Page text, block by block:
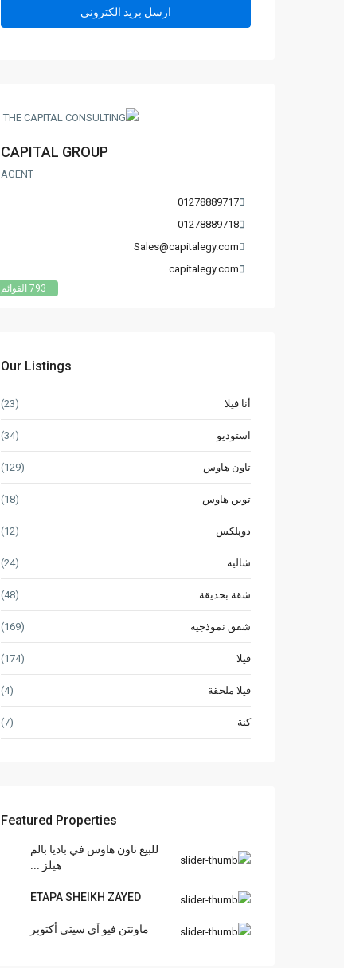
793 القوائم
CAPITAL GROUP
AGENT
01278889717
01278889718
Sales@capitalegy.com
capitalegy.com
Our Listings
أنا فيلا (23)
استوديو (34)
تاون هاوس (129)
توين هاوس (18)
دوبلكس (12)
شاليه (24)
شقة بحديقة (48)
شقق نموذجية (169)
فيلا (174)
فيلا ملحقة (4)
كنة (7)
Featured Properties
للبيع تاون هاوس في باديا بالم
هيلز ...
ETAPA SHEIKH ZAYED
ماونتن فيو آي سيتي أكتوبر